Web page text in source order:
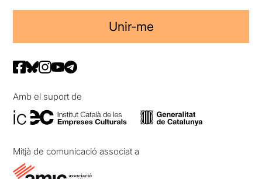
Unir-me
Amb el suport de
Mitjà de comunicació associat a